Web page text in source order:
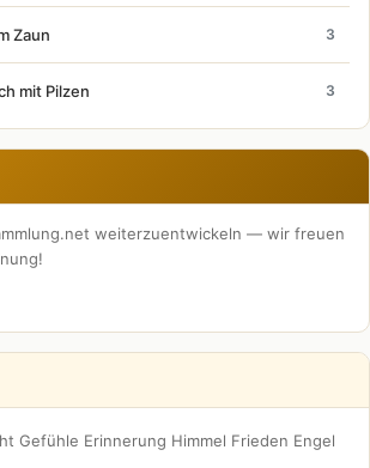
Zaun 3
mit Pilzen 3
weiterzuentwickeln — wir freuen
Gefühle Erinnerung Himmel Frieden Engel